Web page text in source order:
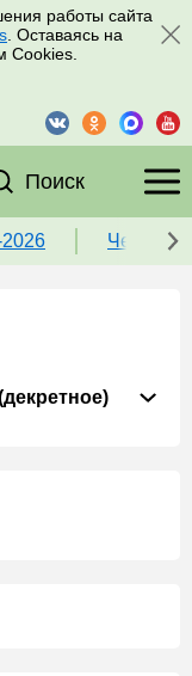
работы сайта
. Оставаясь на
Cookies.
Поиск
Чек-